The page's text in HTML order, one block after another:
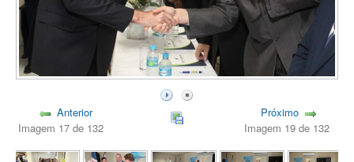
Anterior
Imagem 17 de 132
Próximo
Imagem 19 de 132